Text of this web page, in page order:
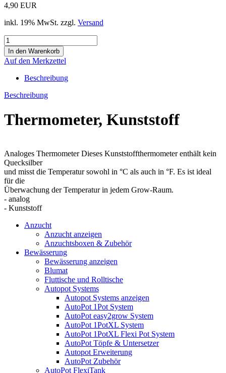
4,90 EUR
inkl. 19% MwSt. zzgl. Versand
Auf den Merkzettel
Beschreibung
Beschreibung
Thermometer, Kunststoff
Analoges Thermometer Dieses Kunststoffthermometer enthält kein
Quecksilber
und misst die Temperatur sowohl in °C als auch in °F. Es ist ideal
für die
Überwachung der Temperatur in jedem Grow-Raum.
- analog
- Kunststoff
Anzucht
Anzucht anzeigen
Anzuchtsboxen & Zubehör
Bewässerung
Bewässerung anzeigen
Blumat
Fluttische und Rolltische
Autopot Systems
Autopot Systems anzeigen
AutoPot 1Pot System
AutoPot easy2grow System
AutoPot 1PotXL System
AutoPot 1PotXL Flexi Pot System
AutoPot Töpfe & Untersetzer
Autopot Erweiterung
AutoPot Zubehör
AutoPot FlexiTank